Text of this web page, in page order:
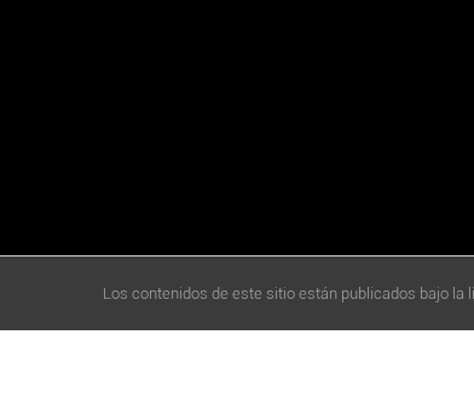
Los contenidos de este sitio están publicados bajo